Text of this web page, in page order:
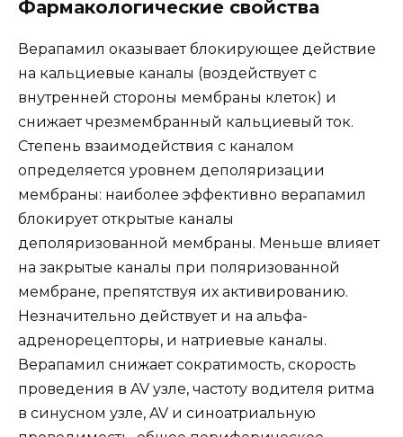
Фармакологические свойства
Верапамил оказывает блокирующее действие
на кальциевые каналы (воздействует с
внутренней стороны мембраны клеток) и
снижает чрезмембранный кальциевый ток.
Степень взаимодействия с каналом
определяется уровнем деполяризации
мембраны: наиболее эффективно верапамил
блокирует открытые каналы
деполяризованной мембраны. Меньше влияет
на закрытые каналы при поляризованной
мембране, препятствуя их активированию.
Незначительно действует и на альфа-
адренорецепторы, и натриевые каналы.
Верапамил снижает сократимость, скорость
проведения в AV узле, частоту водителя ритма
в синусном узле, AV и синоатриальную